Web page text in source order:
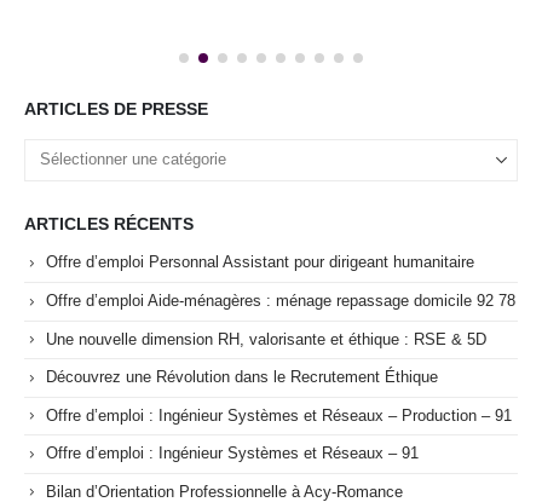
ARTICLES DE PRESSE
ARTICLES RÉCENTS
Offre d’emploi Personnal Assistant pour dirigeant humanitaire
Offre d’emploi Aide-ménagères : ménage repassage domicile 92 78
Une nouvelle dimension RH, valorisante et éthique : RSE & 5D
Découvrez une Révolution dans le Recrutement Éthique
Offre d’emploi : Ingénieur Systèmes et Réseaux – Production – 91
Offre d’emploi : Ingénieur Systèmes et Réseaux – 91
Bilan d’Orientation Professionnelle à Acy-Romance